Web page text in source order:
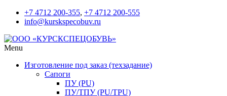
+7 4712 200-355, +7 4712 200-555
info@kurskspecobuv.ru
Menu
Изготовление под заказ (техзадание)
Сапоги
ПУ (PU)
ПУ/ТПУ (PU/TPU)